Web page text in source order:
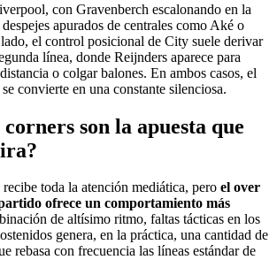
con Gravenberch escalonando en la
apurados de centrales como Aké o
el control posicional de City suele derivar
línea, donde Reijnders aparece para
o colgar balones. En ambos casos, el
convierte en una constante silenciosa.
son la apuesta que
toda la atención mediática, pero el over
ofrece un comportamiento más
de altísimo ritmo, faltas tácticas en los
genera, en la práctica, una cantidad de
rebasa con frecuencia las líneas estándar de